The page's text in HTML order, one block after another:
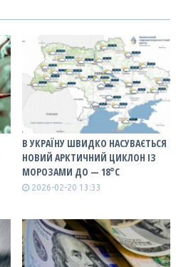
В УКРАЇНУ ШВИДКО НАСУВАЄТЬСЯ
НОВИЙ АРКТИЧНИЙ ЦИКЛОН ІЗ
МОРОЗАМИ ДО — 18°С
2026-02-20 13:33